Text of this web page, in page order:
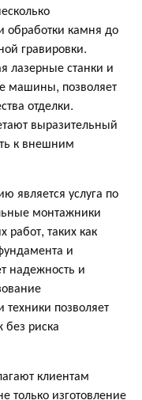
обработки камня до
гравировки.
лазерные станки и
машины, позволяет
отделки.
выразительный
к внешним
является услуга по
монтажники
работ, таких как
и
надежность и
позволяет
без риска
клиентам
только изготовление